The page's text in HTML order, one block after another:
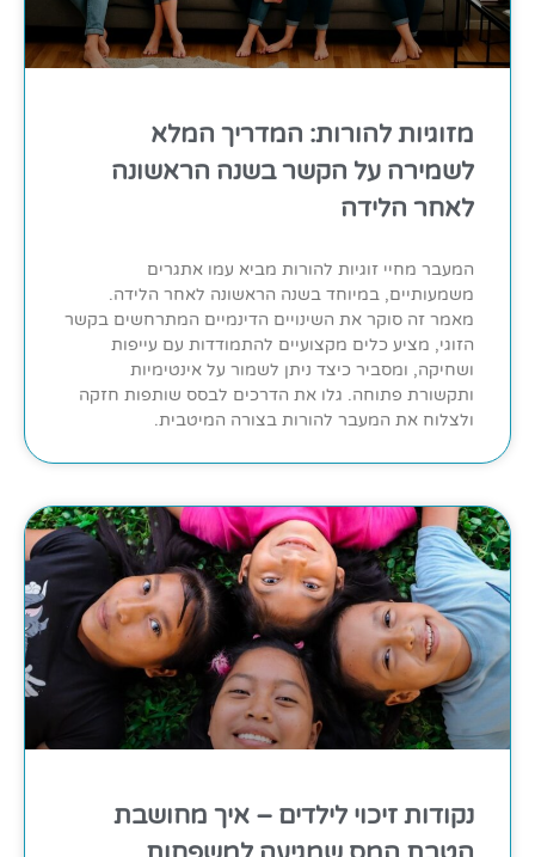
מזוגיות להורות: המדריך המלא
לשמירה על הקשר בשנה הראשונה
לאחר הלידה
המעבר מחיי זוגיות להורות מביא עמו אתגרים
משמעותיים, במיוחד בשנה הראשונה לאחר הלידה.
מאמר זה סוקר את השינויים הדינמיים המתרחשים בקשר
הזוגי, מציע כלים מקצועיים להתמודדות עם עייפות
ושחיקה, ומסביר כיצד ניתן לשמור על אינטימיות
ותקשורת פתוחה. גלו את הדרכים לבסס שותפות חזקה
ולצלוח את המעבר להורות בצורה המיטבית.
נקודות זיכוי לילדים – איך מחושבת